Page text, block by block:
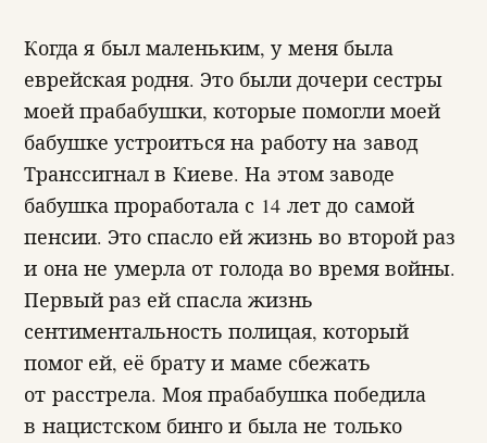
Когда я был маленьким, у меня была
еврейская родня. Это были дочери сестры
моей прабабушки, которые помогли моей
бабушке устроиться на работу на завод
Транссигнал в Киеве. На этом заводе
бабушка проработала с 14 лет до самой
пенсии. Это спасло ей жизнь во второй раз
и она не умерла от голода во время войны.
Первый раз ей спасла жизнь
сентиментальность полицая, который
помог ей, её брату и маме сбежать
от расстрела. Моя прабабушка победила
в нацистском бинго и была не только